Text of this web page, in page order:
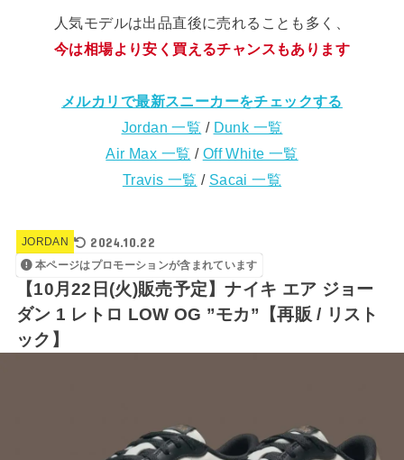
人気モデルは出品直後に売れることも多く、
今は相場より安く買えるチャンスもあります
メルカリで最新スニーカーをチェックする
Jordan 一覧 / Dunk 一覧
Air Max 一覧 / Off White 一覧
Travis 一覧 / Sacai 一覧
JORDAN 2024.10.22
本ページはプロモーションが含まれています
【10月22日(火)販売予定】ナイキ エア ジョー
ダン 1 レトロ LOW OG ”モカ”【再販 / リスト
ック】